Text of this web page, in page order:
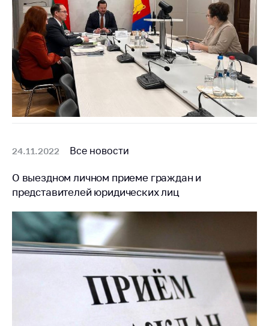
24.11.2022 Все новости
О выездном личном приеме граждан и
представителей юридических лиц